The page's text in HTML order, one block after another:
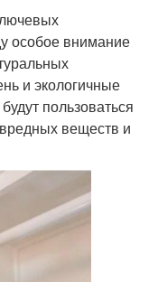
особое внимание
и экологичные
пользоваться
веществ и